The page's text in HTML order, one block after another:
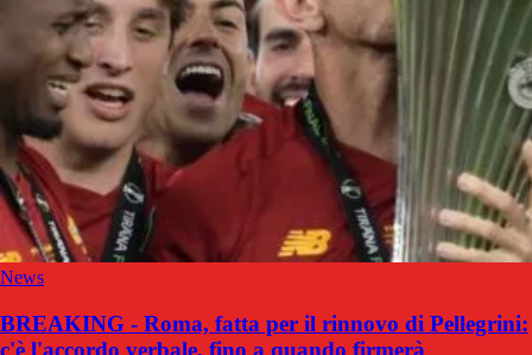
News
BREAKING - Roma, fatta per il rinnovo di Pellegrini:
c'è l'accordo verbale, fino a quando firmerà